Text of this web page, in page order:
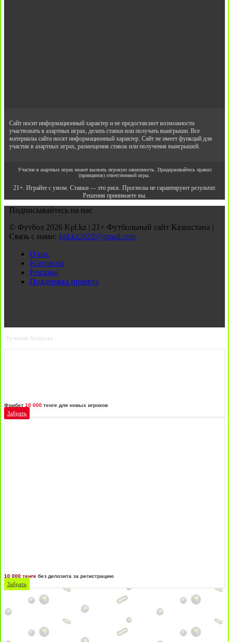
Сайт носит информационный характер и не предоставляет возможности
участвовать в азартных играх, делать ставки или получать выигрыши. Все
материалы сайта носят информационный характер. Сайт не имеет функций для
участия в азартных играх, размещения ставок или получения выигрышей.
Участие в азартных играх может вызвать игровую зависимость. Придерживайтесь правил
(принципов) ответственной игры.
21+. Играйте с умом. Ставки — это риск. Прогнозы не гарантируют результат.
Решения принимаете вы.
Подписывайтесь на нас
© Футбол 2026 Kpl.kz | 21+ Футбольный сайт Казахстана |
Связь с нами: kpl.kz2022@gmail.com
О нас
Контакты
Реклама
Поддержка проекта
Лучшие бонусы
Фрибет 10 000 тенге для новых игроков
Забрать
10 000 тенге без депозита за регистрацию
Забрать